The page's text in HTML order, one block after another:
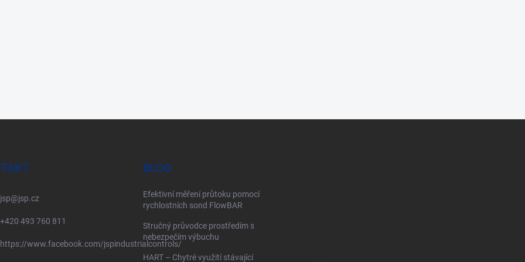
jsp@jsp.cz
+420 493 760 811
https://www.facebook.com/jspindustrialcontrols/
BLOG
Efektivní měření průtoku pomocí
rychlostních sond FlowBAR
Stručný průvodce prostředím s
nebezpečím výbuchu
HART – Chytré využití stávající